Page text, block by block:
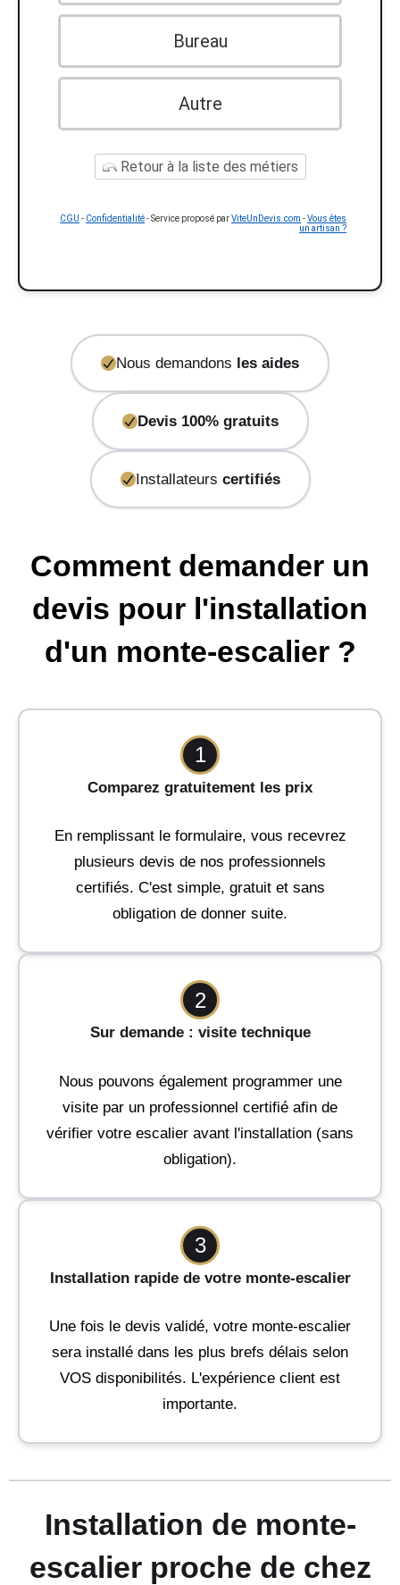
Bureau
Autre
Retour à la liste des métiers
CGU - Confidentialité- Service proposé parViteUnDevis.com -Vous êtes
un artisan ?
Nous demandons les aides
Devis 100% gratuits
Installateurs certifiés
Comment demander un
devis pour l'installation
d'un monte-escalier ?
1
Comparez gratuitement les prix
En remplissant le formulaire, vous recevrez
plusieurs devis de nos professionnels
certifiés. C'est simple, gratuit et sans
obligation de donner suite.
2
Sur demande : visite technique
Nous pouvons également programmer une
visite par un professionnel certifié afin de
vérifier votre escalier avant l'installation (sans
obligation).
3
Installation rapide de votre monte-escalier
Une fois le devis validé, votre monte-escalier
sera installé dans les plus brefs délais selon
VOS disponibilités. L'expérience client est
importante.
Installation de monte-
escalier proche de chez